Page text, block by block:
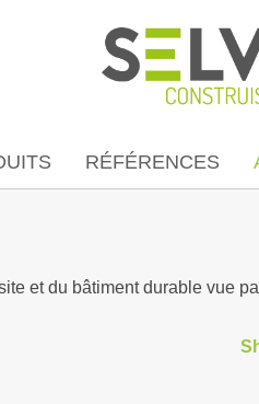
RÉFÉRENCES
et du bâtiment durable vue